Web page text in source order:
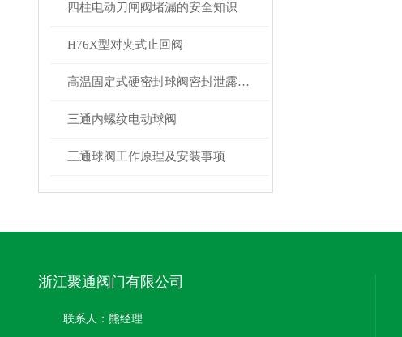
四柱电动刀闸阀堵漏的安全知识
H76X型对夹式止回阀
高温固定式硬密封球阀密封泄露怎么办？
三通内螺纹电动球阀
三通球阀工作原理及安装事项
浙江聚通阀门有限公司
联系人：熊经理